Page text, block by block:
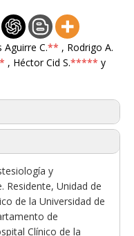
Aguirre C.** , Rodrigo A.
, Héctor Cid S.***** y
y
Residente, Unidad de
de la Universidad de
de
Clínico de la